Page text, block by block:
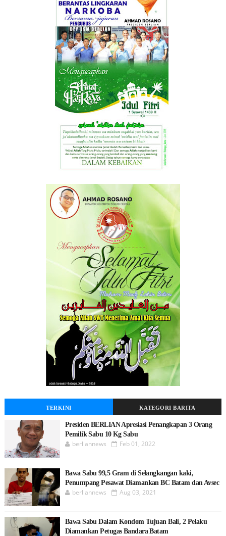
TERKINI KATEGORI BARITA
Presiden BERLIAN Apresiasi Penangkapan 3 Orang
Pemilik Sabu 10 Kg Sabu
berliannews Feb 01, 2022
Bawa Sabu 99,5 Gram di Selangkangan kaki,
Penumpang Pesawat Diamankan BC Batam dan Avsec
berliannews Aug 03, 2021
Bawa Sabu Dalam Kondom Tujuan Bali, 2 Pelaku
Diamankan Petugas Bandara Batam